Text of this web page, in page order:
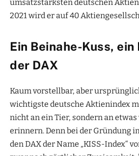
umsatzstärksten deutschen
2021 wird er auf 40
Ein Beinahe-Kuss, ein
der DAX
Kaum vorstellbar, aber
wichtigste deutsche Aktienindex
nicht an ein Tier, sondern an
erinnern. Denn bei der Gründung
den DAX der Name „KISS-Index“